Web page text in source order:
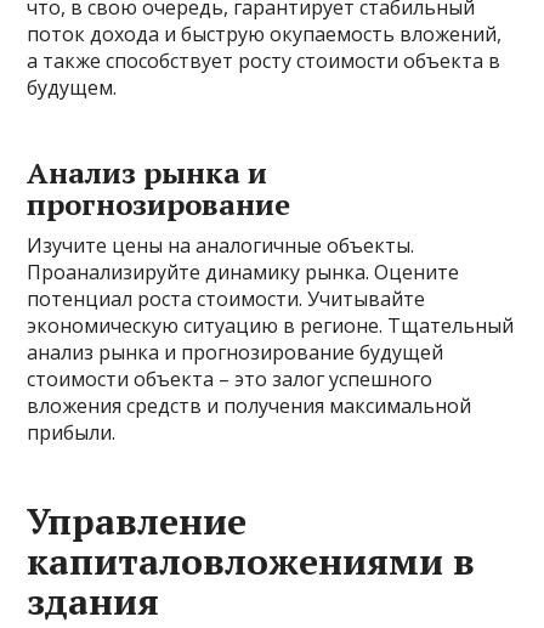
что, в свою очередь, гарантирует стабильный
поток дохода и быструю окупаемость вложений,
а также способствует росту стоимости объекта в
будущем.
Анализ рынка и
прогнозирование
Изучите цены на аналогичные объекты.
Проанализируйте динамику рынка. Оцените
потенциал роста стоимости. Учитывайте
экономическую ситуацию в регионе. Тщательный
анализ рынка и прогнозирование будущей
стоимости объекта – это залог успешного
вложения средств и получения максимальной
прибыли.
Управление
капиталовложениями в
здания